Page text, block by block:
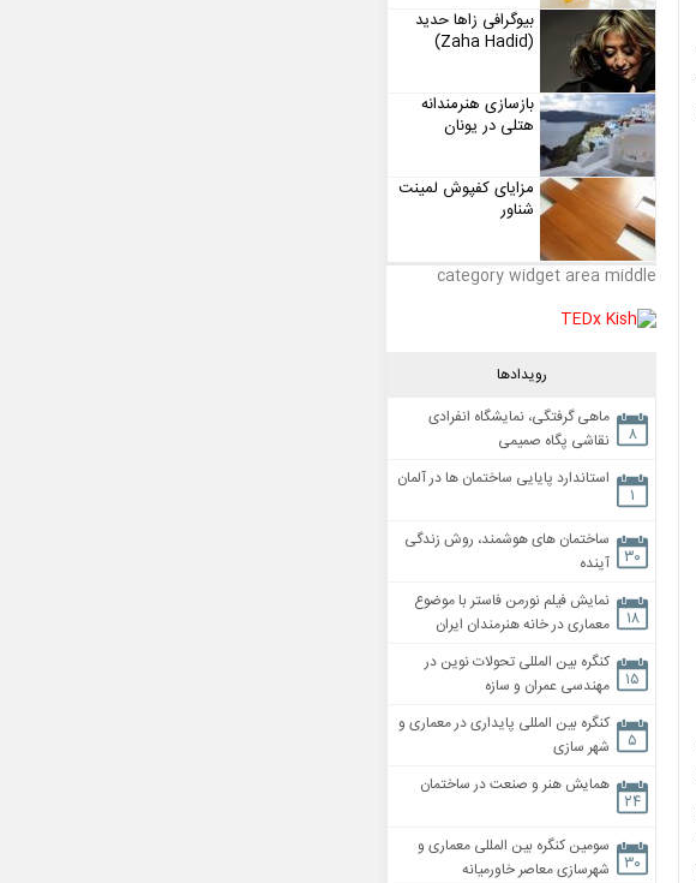
بیوگرافی زاها حدید
(Zaha Hadid)
بازسازی هنرمندانه
هتلی در یونان
مزایای کفپوش لمینت
شناور
category widget area middle
رویدادها
۸
ماهی گرفتگی، نمایشگاه انفرادی
نقاشی پگاه صمیمی
۱
استاندارد پایایی ساختمان ها در آلمان
۳۰
ساختمان های هوشمند، روش زندگی
آینده
۱۸
نمایش فیلم نورمن فاستر با موضوع
معماری در خانه هنرمندان ایران
۱۵
کنگره بین المللی تحولات نوین در
مهندسی عمران و سازه
۵
کنگره بین المللی پایداری در معماری و
شهر سازی
۲۴
همایش هنر و صنعت در ساختمان
۳۰
سومین کنگره بین المللی معماری و
شهرسازی معاصر خاورمیانه